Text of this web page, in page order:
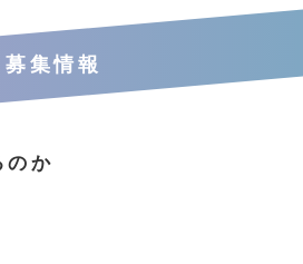
募集情報
のか